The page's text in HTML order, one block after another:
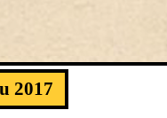
2017